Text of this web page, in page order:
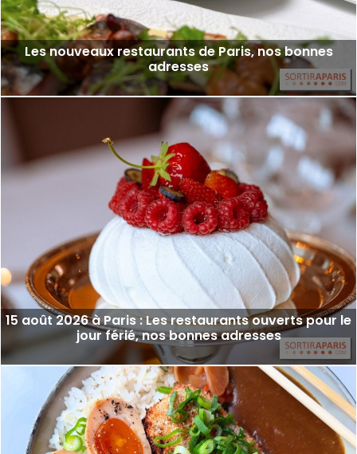
Les nouveaux restaurants de Paris, nos bonnes
adresses
15 août 2026 à Paris : Les restaurants ouverts pour le
jour férié, nos bonnes adresses